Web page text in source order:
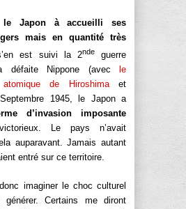
le Japon à accueilli ses
mais en quantité très
est suivi la 2ndeguerre
défaite Nippone (avec le
atomique de Hiroshimaet
1945, le Japon a
d’invasion imposante
Le pays n’avait
auparavant. Jamais autant
entré sur ce territoire.
imaginer le choc culturel
Certains me diront